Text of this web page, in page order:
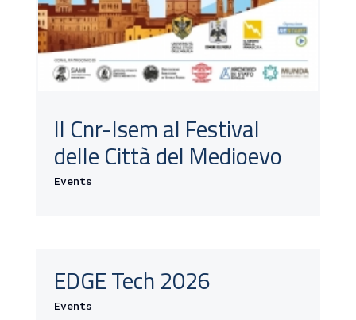
Il Cnr-Isem al Festival
delle Città del Medioevo
Events
EDGE Tech 2026
Events